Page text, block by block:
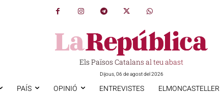
Els Països Catalans al teu abast
Dijous, 06 de agost del 2026
PAÍS OPINIÓ ENTREVISTES ELMONCASTELLER